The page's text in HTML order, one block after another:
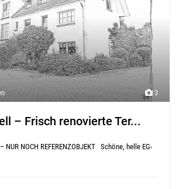
3
– Frisch renovierte Ter...
– NUR NOCH REFERENZOBJEKT Schöne, helle EG-